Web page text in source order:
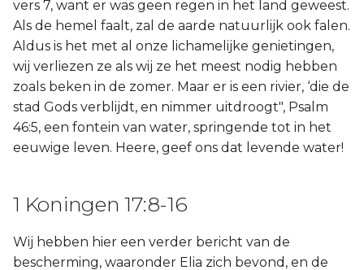
vers 7, want er was geen regen in het land geweest.
Als de hemel faalt, zal de aarde natuurlijk ook falen.
Aldus is het met al onze lichamelijke genietingen,
wij verliezen ze als wij ze het meest nodig hebben
zoals beken in de zomer. Maar er is een rivier, ‘die de
stad Gods verblijdt, en nimmer uitdroogt", Psalm
46:5, een fontein van water, springende tot in het
eeuwige leven. Heere, geef ons dat levende water!
1 Koningen 17:8-16
Wij hebben hier een verder bericht van de
bescherming, waaronder Elia zich bevond, en de